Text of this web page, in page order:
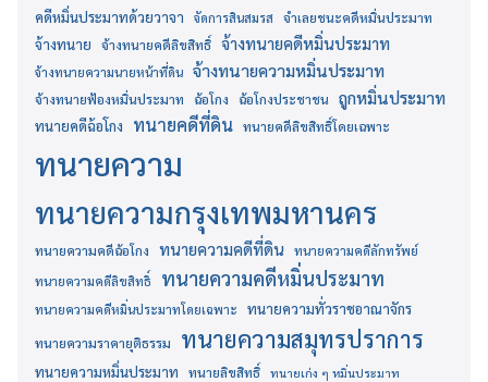
คดีหมิ่นประมาทด้วยวาจา จัดการสินสมรส จำเลยชนะคดีหมิ่นประมาท
จ้างทนาย จ้างทนายคดีลิขสิทธิ์ จ้างทนายคดีหมิ่นประมาท
จ้างทนายความนายหน้าที่ดิน จ้างทนายความหมิ่นประมาท
จ้างทนายฟ้องหมิ่นประมาท ฉ้อโกง ฉ้อโกงประชาชน ถูกหมิ่นประมาท
ทนายคดีฉ้อโกง ทนายคดีที่ดิน ทนายคดีลิขสิทธิ์โดยเฉพาะ
ทนายความ
ทนายความกรุงเทพมหานคร
ทนายความคดีฉ้อโกง ทนายความคดีที่ดิน ทนายความคดีลักทรัพย์
ทนายความคดีลิขสิทธิ์
ทนายความคดีหมิ่นประมาท
ทนายความคดีหมิ่นประมาทโดยเฉพาะ ทนายความทั่วราชอาณาจักร
ทนายความราคายุติธรรม ทนายความสมุทรปราการ
ทนายความหมิ่นประมาท ทนายลิขสิทธิ์ ทนายเก่ง ๆ หมิ่นประมาท